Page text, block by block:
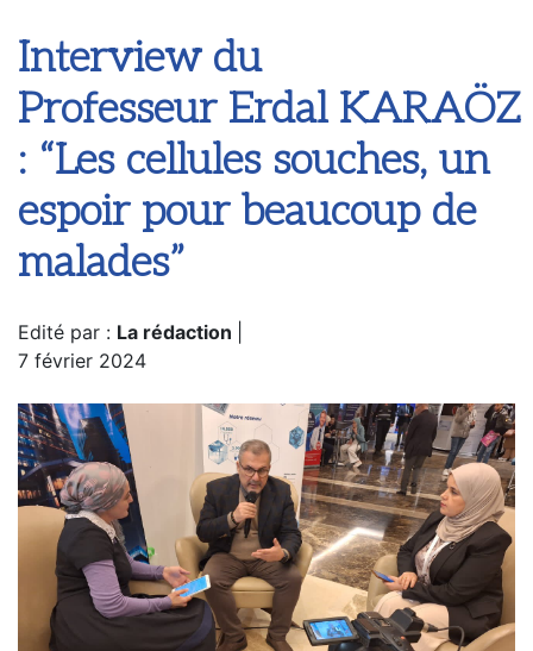
Interview du
Professeur Erdal KARAÖZ
: “Les cellules souches, un
espoir pour beaucoup de
malades”
Edité par : La rédaction
7 février 2024